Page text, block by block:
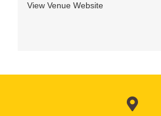
View Venue Website